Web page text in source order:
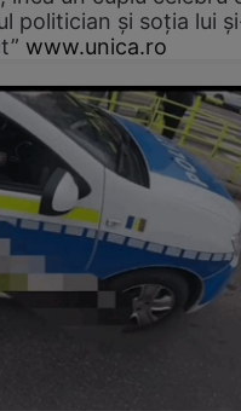
politician și soția lui
www.unica.ro